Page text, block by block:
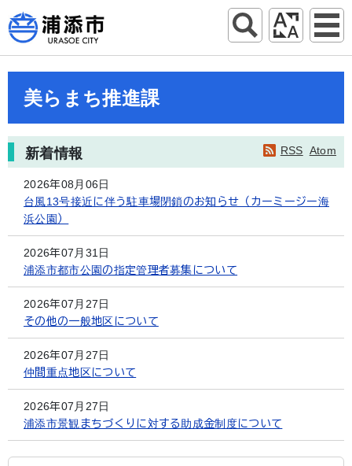
美らまち推進課
RSS Atom
新着情報
2026年08月06日
台風13号接近に伴う駐車場閉鎖のお知らせ（カーミージー海
浜公園）
2026年07月31日
浦添市都市公園の指定管理者募集について
2026年07月27日
その他の一般地区について
2026年07月27日
仲間重点地区について
2026年07月27日
浦添市景観まちづくりに対する助成金制度について